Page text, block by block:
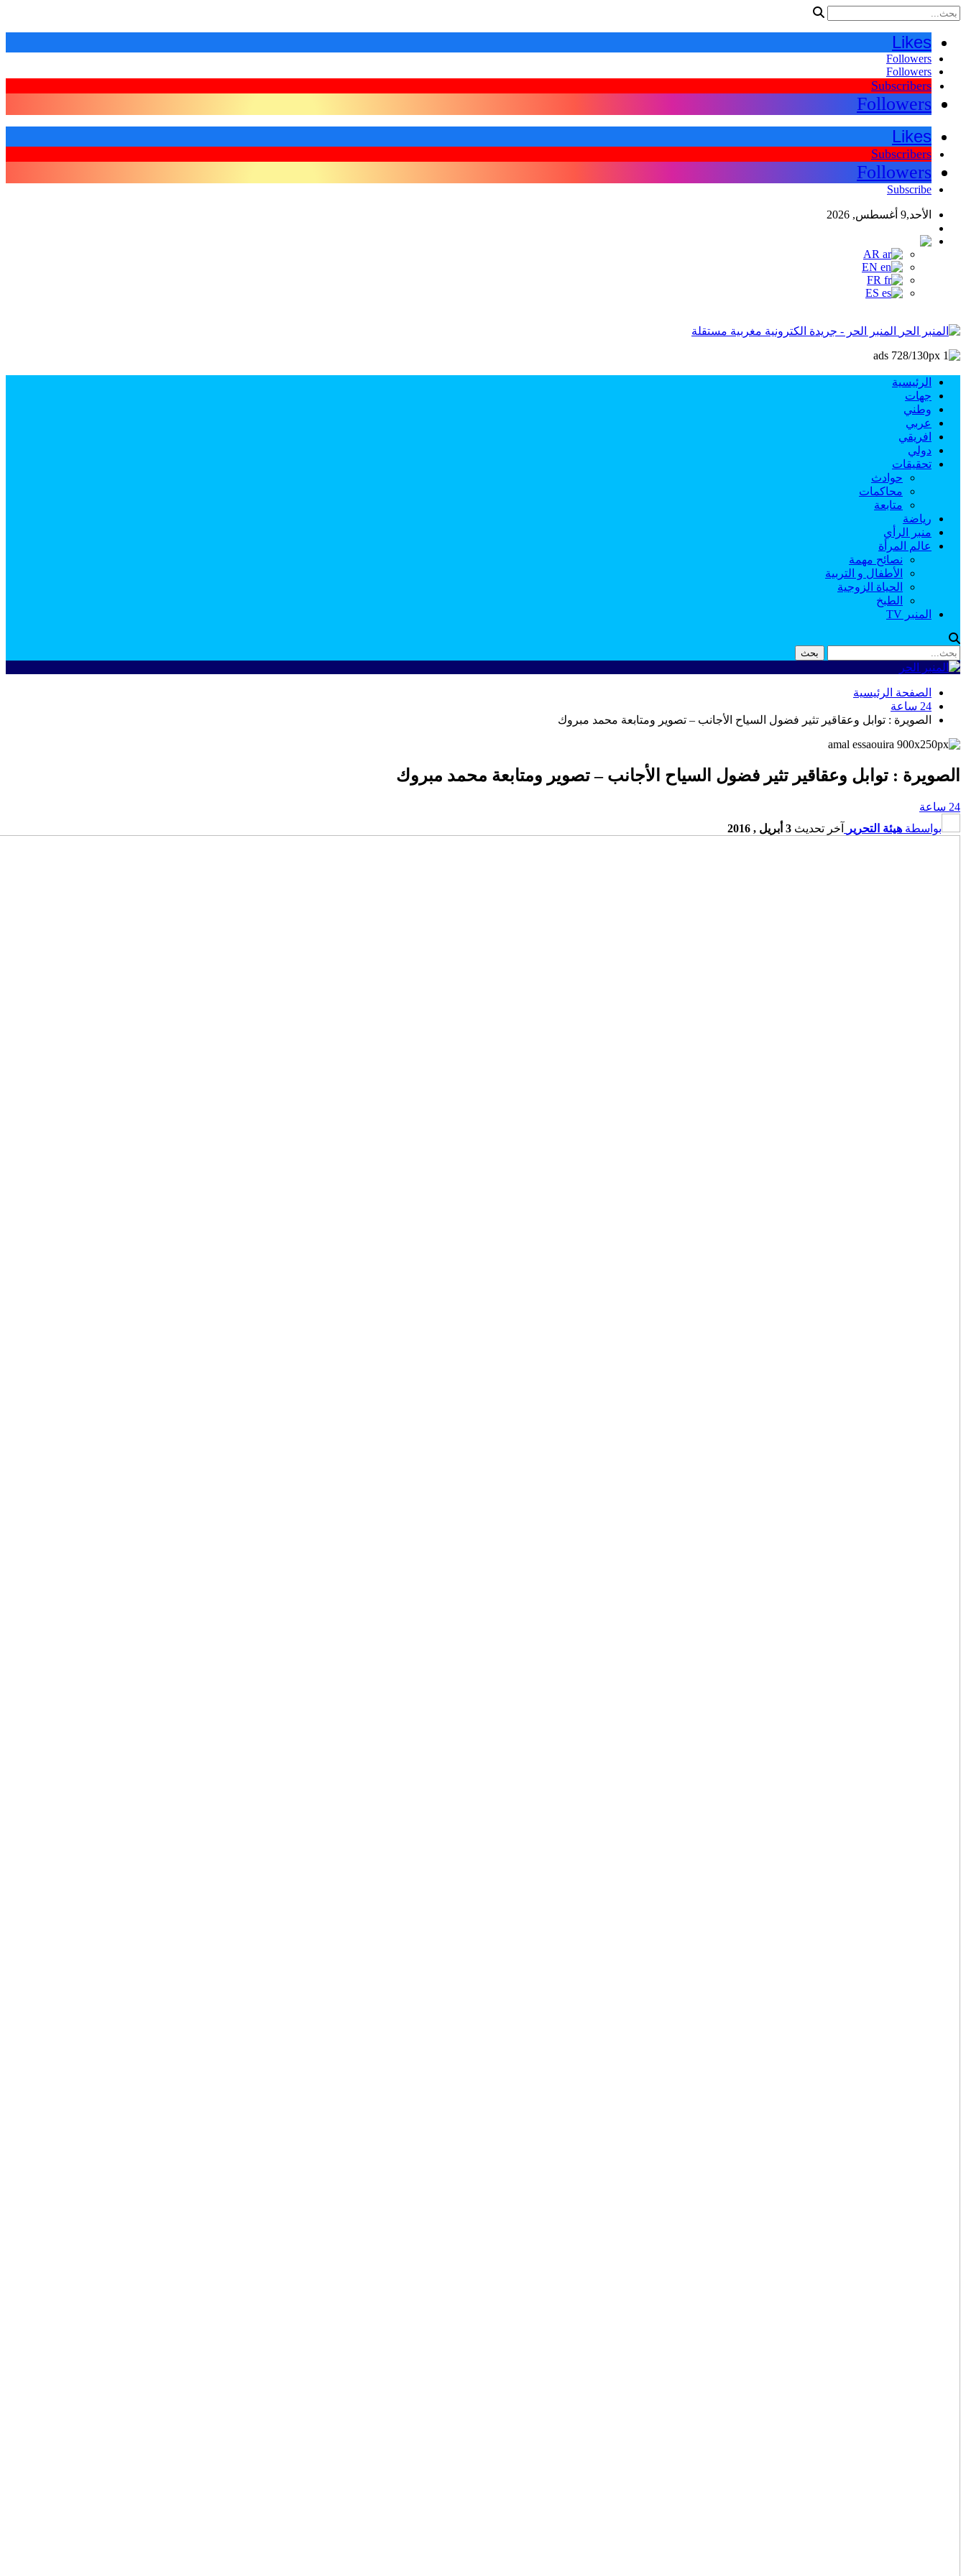
Likes
Followers
Followers
Subscribers
Followers
Likes
Subscribers
Followers
Subscribe
الأحد,9 أغسطس, 2026
AR
EN
FR
ES
المنبر الحر - جريدة الكترونية مغربية مستقلة
الرئيسية
جهات
وطني
عربي
افريقي
دولي
تحقيقات
حوادث
محاكمات
متابعة
رياضة
منبر الرأي
عالم المرأة
نصائح مهمة
الأطفال و التربية
الحياة الزوجية
الطبخ
المنبر TV
الصفحة الرئيسية
24 ساعة
الصويرة : توابل وعقاقير تثير فضول السياح الأجانب – تصوير ومتابعة محمد مبروك
الصويرة : توابل وعقاقير تثير فضول السياح الأجانب – تصوير ومتابعة محمد مبروك
24 ساعة
بواسطة هيئة التحرير آخر تحديث 3 أبريل , 2016